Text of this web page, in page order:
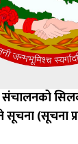
सूचना (सूचना